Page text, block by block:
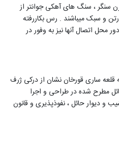
سنگر ، سنگ های آهکی جوانتر از
و سبک میباشند . رس بکاررفته
محل اتصال آنها نیز به وفور در
ساری قورخان نشان از درکی ژرف
مطرح شده در طراحی و اجرا
دیوار حائل ، نفوذپذیری و قانون